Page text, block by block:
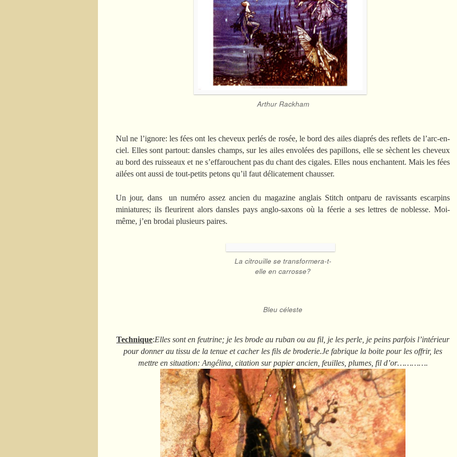
Arthur Rackham
Nul ne l’ignore: les fées ont les cheveux perlés de rosée, le bord des ailes diaprés des reflets de l’arc-en-
ciel. Elles sont partout: dansles champs, sur les ailes envolées des papillons, elle se sèchent les cheveux
au bord des ruisseaux et ne s’effarouchent pas du chant des cigales. Elles nous enchantent. Mais les fées
ailées ont aussi de tout-petits petons qu’il faut délicatement chausser.
Un jour, dans un numéro assez ancien du magazine anglais Stitch ontparu de ravissants escarpins
miniatures; ils fleurirent alors dansles pays anglo-saxons où la féerie a ses lettres de noblesse. Moi-
même, j’en brodai plusieurs paires.
La citrouille se transformera-t-
elle en carrosse?
Bleu céleste
Technique:Elles sont en feutrine; je les brode au ruban ou au fil, je les perle, je peins parfois l’intérieur
pour donner au tissu de la tenue et cacher les fils de broderie.Je fabrique la boite pour les offrir, les
mettre en situation: Angélina, citation sur papier ancien, feuilles, plumes, fil d’or………….